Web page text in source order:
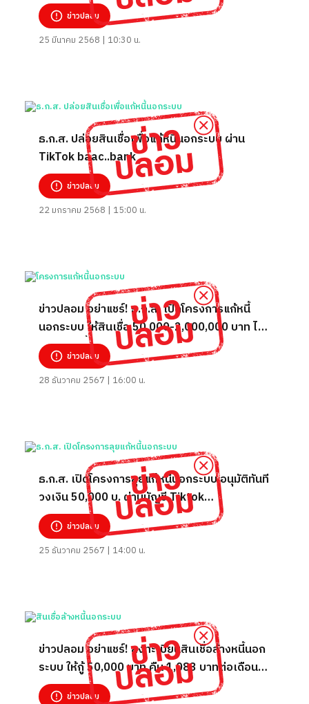
464
ข่าวปลอม
25 มีนาคม 2568 | 10:30 น.
ธ.ก.ส. ปล่อยสินเชื่อเพื่อแก้หนี้นอกระบบ ผ่าน
TikTok baac..bank
ข่าวปลอม
22 มกราคม 2568 | 15:00 น.
ข่าวปลอม อย่าแชร์! ธ.ก.ส. เปิดโครงการแก้หนี้
นอกระบบ ให้สินเชื่อ 50,000-2,000,000 บาท ไม่
ต้องมีคนค้ำ ไม่ตรวจประวัติ
ข่าวปลอม
28 ธันวาคม 2567 | 16:00 น.
ธ.ก.ส. เปิดโครงการลุยแก้หนี้นอกระบบ อนุมัติทันที
วงเงิน 50,000 บ. ผ่านบัญชี Tiktok
scbblankth1
ข่าวปลอม
25 ธันวาคม 2567 | 14:00 น.
ข่าวปลอม อย่าแชร์! ลงทะเบียนสินเชื่อล้างหนี้นอก
ระบบ ให้กู้ 50,000 บาท คืน 1,083 บาทต่อเดือน
ผ่าน TikTok nongbdwo314
ข่าวปลอม